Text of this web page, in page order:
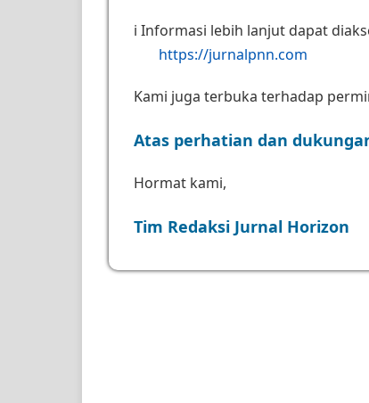
ℹ️ Informasi lebih lanjut dapat
https://jurnalpnn.com
Kami juga terbuka terhadap
Atas perhatian dan
Hormat kami,
Tim Redaksi Jurnal Horizon